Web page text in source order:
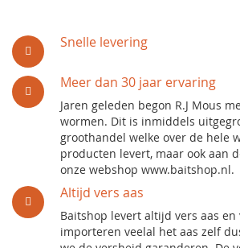
Snelle levering
Meer dan 30 jaar ervaring
Jaren geleden begon R.J Mous
wormen. Dit is inmiddels
groothandel welke over de hele
producten levert, maar ook aan
onze webshop www.baitshop.nl.
Altijd vers aas
Baitshop levert altijd vers aas
importeren veelal het aas zelf